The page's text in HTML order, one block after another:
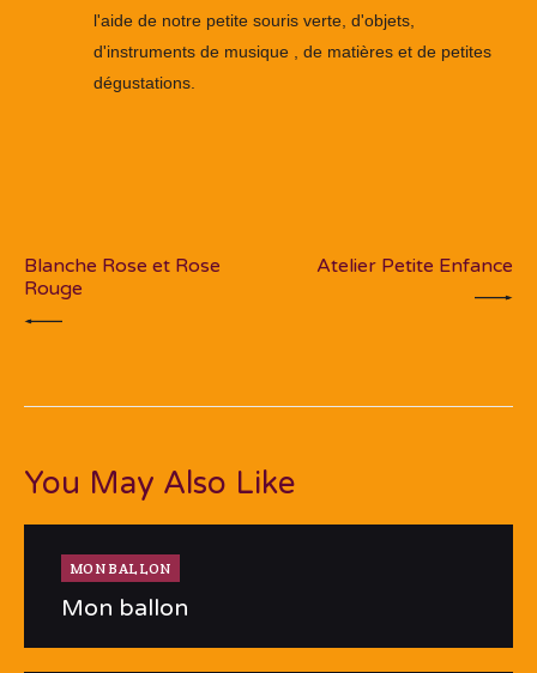
l'aide de notre petite souris verte, d'objets,
d'instruments de musique , de matières et de petites
dégustations.
l’article
Blanche Rose et Rose
Rouge
Atelier Petite Enfance
You May Also Like
MON BALLON
Mon ballon